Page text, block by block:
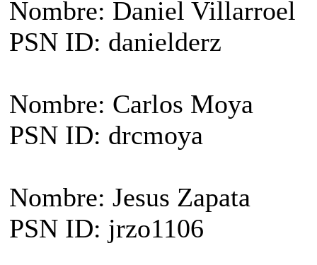
Nombre: Daniel Villarroel
PSN ID: danielderz
Nombre: Carlos Moya
PSN ID: drcmoya
Nombre: Jesus Zapata
PSN ID: jrzo1106